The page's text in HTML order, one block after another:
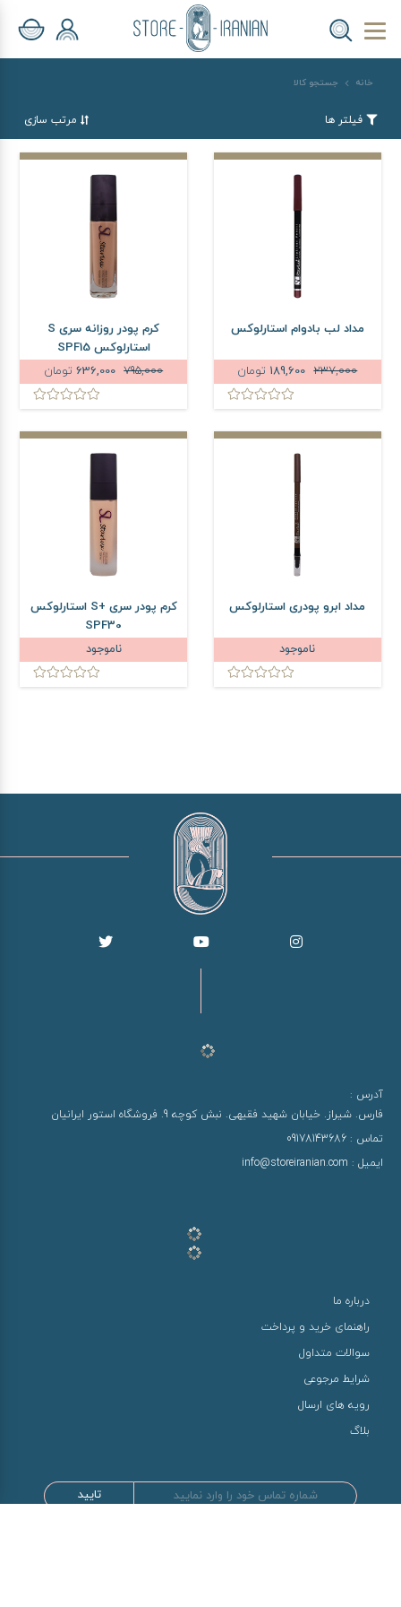
خانه جستجو کالا
فیلتر ها مرتب سازی
مداد لب بادوام استارلوکس
237,000 تومان
کرم پودر روزانه سری S
استارلوکس SPF15
795,000
تومان
مداد ابرو پودری استارلوکس
ناموجود
کرم پودر سری +S استارلوکس
SPF30
ناموجود
آدرس :
فارس. شیراز. خیابان شهید فقیهی. نبش کوچه 9. فروشگاه استور ایرانیان
تماس : 09178143686
ایمیل : info@storeiranian.com
درباره ما
راهنمای خرید و پرداخت
سوالات متداول
شرایط مرجوعی
رویه های ارسال
بلاگ
تایید